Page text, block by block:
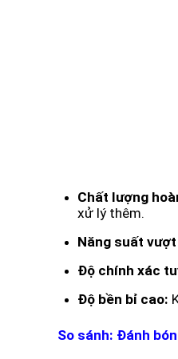
Chất lượng
xử lý thêm.
Năng suất
Độ chính xác
Độ bền bỉ cao:
So sánh: Đánh